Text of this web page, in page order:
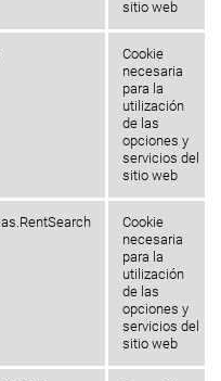
sitio web
Cookie
necesaria
para la
utilización
de las
opciones y
servicios del
sitio web
Cookie
necesaria
para la
utilización
de las
opciones y
servicios del
sitio web